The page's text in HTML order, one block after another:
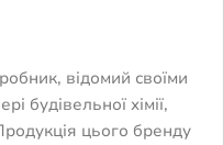
відомий своїми
будівельної хімії,
цього бренду